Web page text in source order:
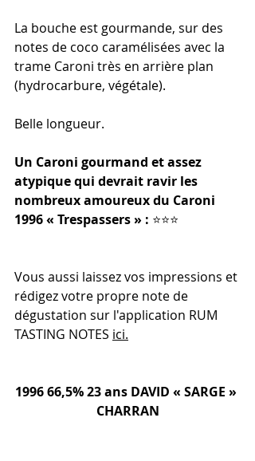
La bouche est gourmande, sur des
notes de coco caramélisées avec la
trame Caroni très en arrière plan
(hydrocarbure, végétale).
Belle longueur.
Un Caroni gourmand et assez
atypique qui devrait ravir les
nombreux amoureux du Caroni
1996 « Trespassers » : ⭐️⭐️⭐️
Vous aussi laissez vos impressions et
rédigez votre propre note de
dégustation sur l'application RUM
TASTING NOTES ici.
1996 66,5% 23 ans DAVID « SARGE »
CHARRAN